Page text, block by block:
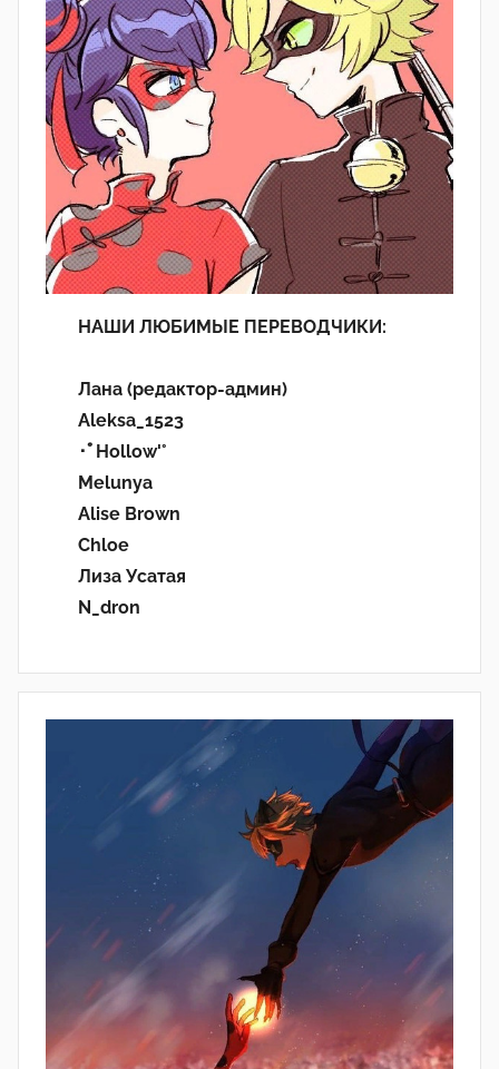
НАШИ ЛЮБИМЫЕ ПЕРЕВОДЧИКИ:
Лана (редактор-админ)
Aleksa_1523
･ﾟHollow'°
Melunya
Alise Brown
Chloe
Лиза Усатая
N_dron